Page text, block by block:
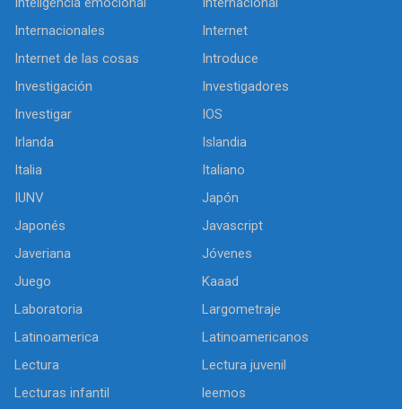
Internacionales
Internet
Internet de las cosas
Introduce
Investigación
Investigadores
Investigar
IOS
Irlanda
Islandia
Italia
Italiano
IUNV
Japón
Japonés
Javascript
Javeriana
Jóvenes
Juego
Kaaad
Laboratoria
Largometraje
Latinoamerica
Latinoamericanos
Lectura
Lectura juvenil
Lecturas infantil
leemos